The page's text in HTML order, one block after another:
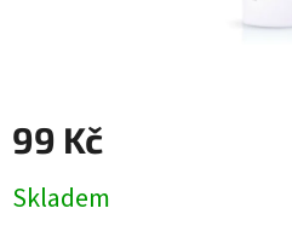
99 Kč
cena:
Skladem